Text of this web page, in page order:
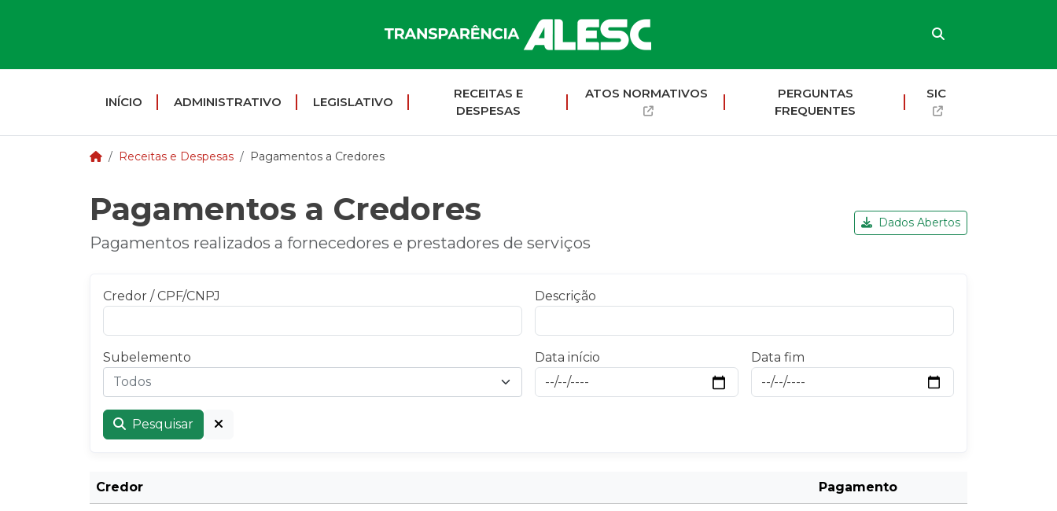
INÍCIO ADMINISTRATIVO LEGISLATIVO
RECEITAS E
DESPESAS
ATOS NORMATIVOS
PERGUNTAS
FREQUENTES
SIC
Receitas e Despesas Pagamentos a Credores
Pagamentos a Credores
Pagamentos realizados a fornecedores e prestadores de serviços
Dados Abertos
Credor / CPF/CNPJ Descrição
Subelemento
Todos
Data início Data fim
Pesquisar
Credor Pagamento